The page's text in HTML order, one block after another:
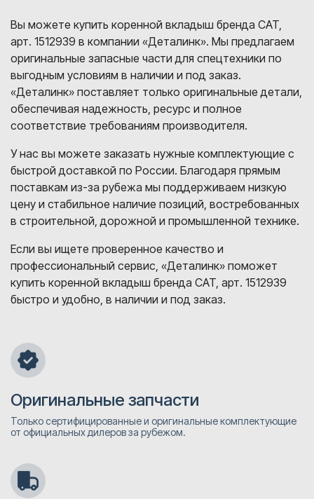
Вы можете купить коренной вкладыш бренда CAT,
арт. 1512939 в компании «Деталинк». Мы предлагаем
оригинальные запасные части для спецтехники по
выгодным условиям в наличии и под заказ.
«Деталинк» поставляет только оригинальные детали,
обеспечивая надежность, ресурс и полное
соответствие требованиям производителя.
У нас вы можете заказать нужные комплектующие с
быстрой доставкой по России. Благодаря прямым
поставкам из-за рубежа мы поддерживаем низкую
цену и стабильное наличие позиций, востребованных
в строительной, дорожной и промышленной технике.
Если вы ищете проверенное качество и
профессиональный сервис, «Деталинк» поможет
купить коренной вкладыш бренда CAT, арт. 1512939
быстро и удобно, в наличии и под заказ.
Оригинальные запчасти
Только сертифицированные и оригинальные комплектующие
от официальных дилеров за рубежом.